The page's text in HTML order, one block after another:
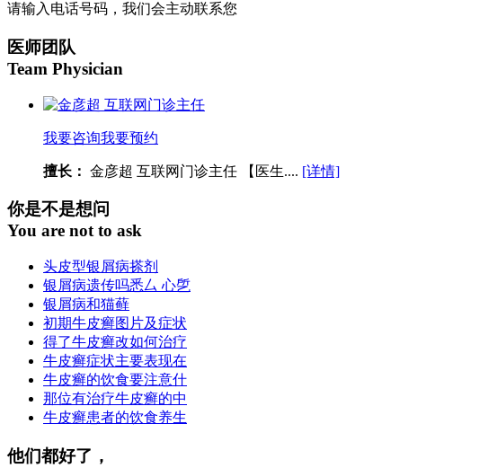
请输入电话号码，我们会主动联系您
医师团队
Team Physician
我要咨询我要预约
擅长： 金彦超 互联网门诊主任 【医生.... [详情]
你是不是想问
You are not to ask
头皮型银屑病搽剂
银屑病遗传吗悉厶 心乺
银屑病和猫藓
初期牛皮癣图片及症状
得了牛皮癣改如何治疗
牛皮癣症状主要表现在
牛皮癣的饮食要注意什
那位有治疗牛皮癣的中
牛皮癣患者的饮食养生
他们都好了，